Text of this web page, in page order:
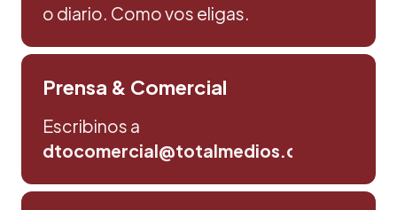
o diario. Como vos eligas.
Prensa & Comercial
Escribinos a
dtocomercial@totalmedios.com